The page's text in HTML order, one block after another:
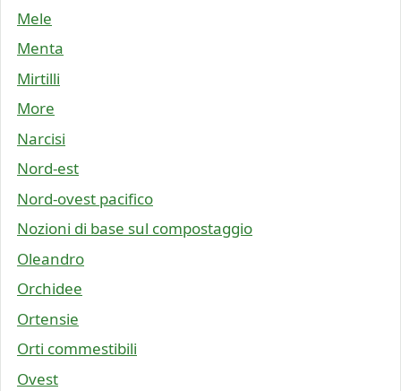
Mele
Menta
Mirtilli
More
Narcisi
Nord-est
Nord-ovest pacifico
Nozioni di base sul compostaggio
Oleandro
Orchidee
Ortensie
Orti commestibili
Ovest